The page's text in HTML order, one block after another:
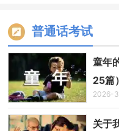
普通话考试
童年
25篇）
2026-
关于